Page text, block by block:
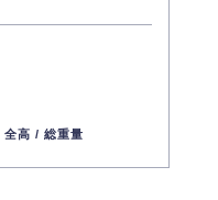
全高 / 総重量